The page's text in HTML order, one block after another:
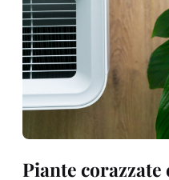
Piante corazzate